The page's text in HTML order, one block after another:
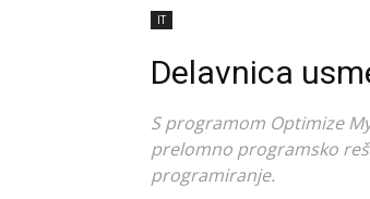
IT
Delavnica
S programom Optimize
prelomno programsko
programiranje.